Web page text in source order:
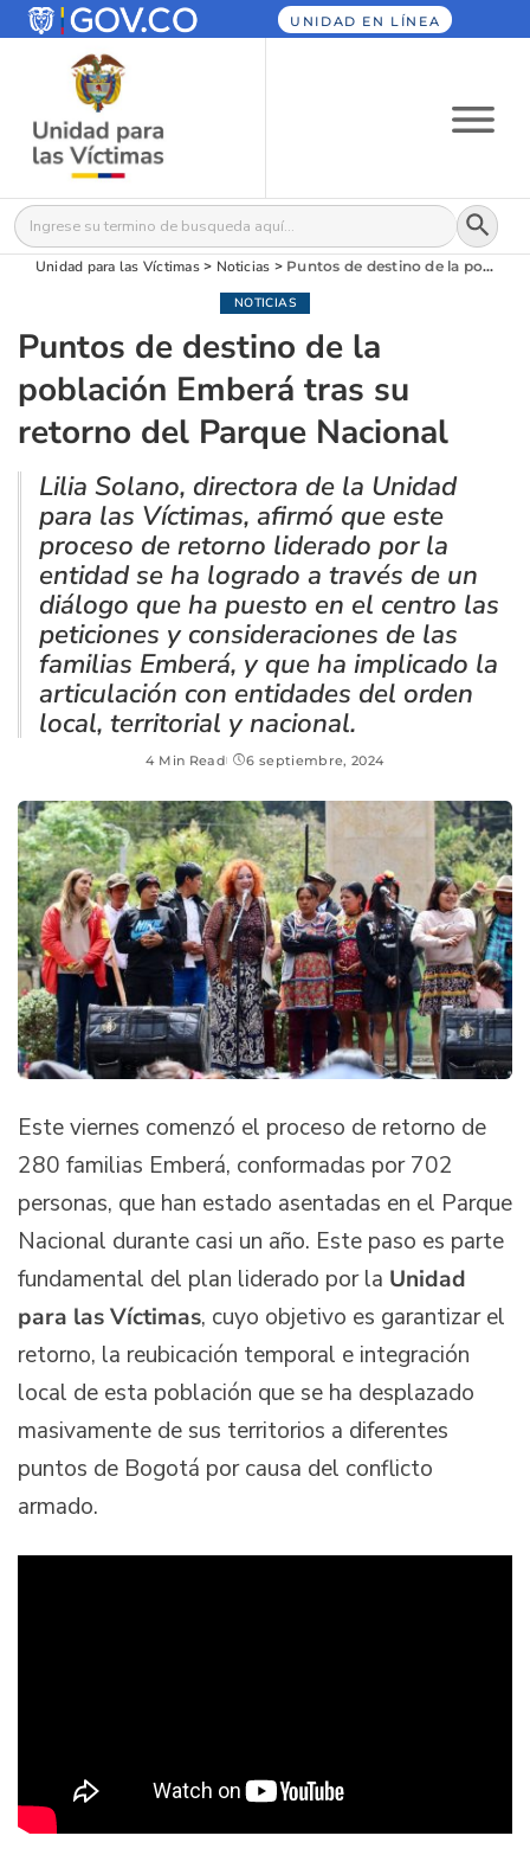
UNIDAD EN LÍNEA
Buscar: Botón
Unidad para las Víctimas> Noticias > Puntos de destino de la población Emberá tras su retorno del Parque Nacional
NOTICIAS
Puntos de destino de la
población Emberá tras su
retorno del Parque Nacional
Lilia Solano, directora de la Unidad
para las Víctimas, afirmó que este
proceso de retorno liderado por la
entidad se ha logrado a través de un
diálogo que ha puesto en el centro las
peticiones y consideraciones de las
familias Emberá, y que ha implicado la
articulación con entidades del orden
local, territorial y nacional.
4 Min Read 6 septiembre, 2024
Este viernes comenzó el proceso de retorno de
280 familias Emberá, conformadas por 702
personas, que han estado asentadas en el Parque
Nacional durante casi un año. Este paso es parte
fundamental del plan liderado por la Unidad
para las Víctimas, cuyo objetivo es garantizar el
retorno, la reubicación temporal e integración
local de esta población que se ha desplazado
masivamente de sus territorios a diferentes
puntos de Bogotá por causa del conflicto
armado.